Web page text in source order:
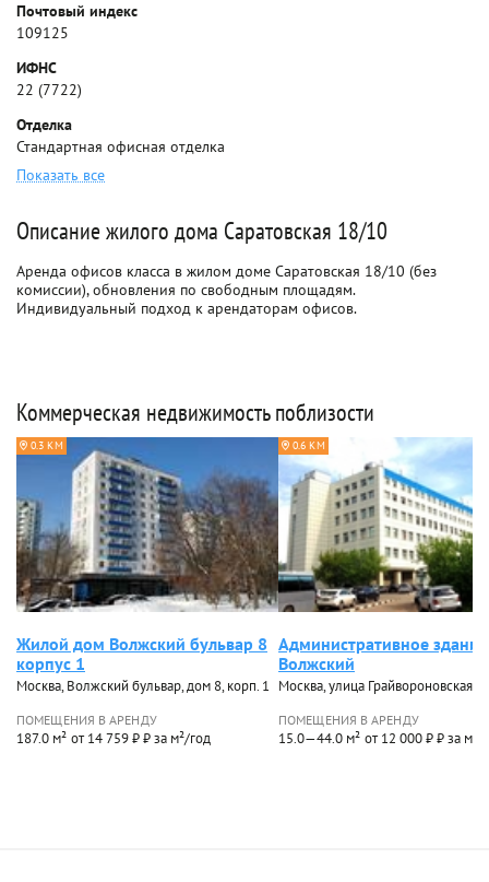
Почтовый индекс
109125
ИФНС
22 (7722)
Отделка
Стандартная офисная отделка
Показать все
Описание жилого дома Саратовская 18/10
Аренда офисов класса в жилом доме Саратовская 18/10 (без
комиссии), обновления по свободным площадям.
Индивидуальный подход к арендаторам офисов.
Коммерческая недвижимость поблизости
0.3 КМ
Жилой дом Волжский бульвар 8
корпус 1
Москва, Волжский бульвар, дом 8, корп. 1
ПОМЕЩЕНИЯ В АРЕНДУ
187.0 м² от 14 759 ₽ ₽ за м²/год
0.6 КМ
Административное здание
Волжский
Москва, улица Грайвороновская,
ПОМЕЩЕНИЯ В АРЕНДУ
15.0—44.0 м² от 12 000 ₽ ₽ за м²/